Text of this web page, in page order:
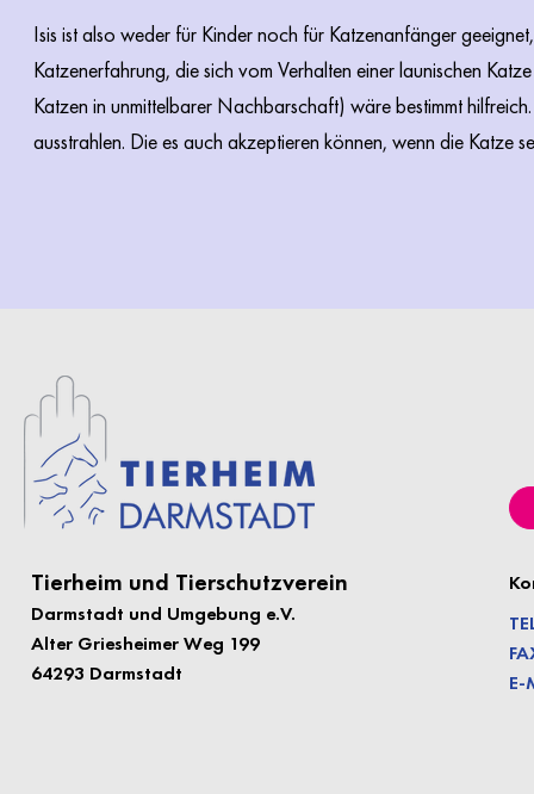
Isis ist also weder für Kinder noch für Katzenanfänger
Katzenerfahrung, die sich vom Verhalten einer launischen
Katzen in unmittelbarer Nachbarschaft) wäre bestimmt
ausstrahlen. Die es auch akzeptieren können, wenn die Katze
Tierheim und Tierschutzverein
Darmstadt und Umgebung e.V.
Alter Griesheimer Weg 199
64293 Darmstadt
E-